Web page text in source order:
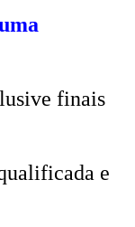
finais
e